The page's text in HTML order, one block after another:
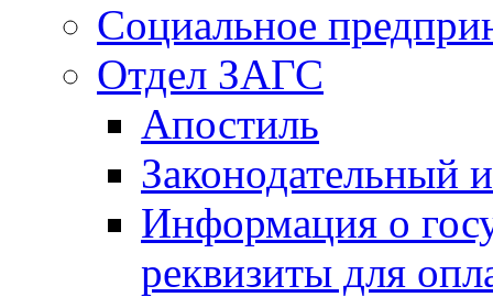
Социальное
Отдел ЗАГС
Апостиль
Законодательный
Информация о
реквизиты для